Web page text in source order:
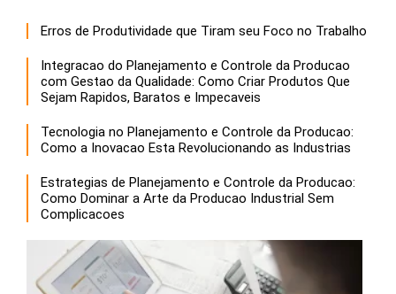
Erros de Produtividade que Tiram seu Foco no Trabalho
Integracao do Planejamento e Controle da Producao
com Gestao da Qualidade: Como Criar Produtos Que
Sejam Rapidos, Baratos e Impecaveis
Tecnologia no Planejamento e Controle da Producao:
Como a Inovacao Esta Revolucionando as Industrias
Estrategias de Planejamento e Controle da Producao:
Como Dominar a Arte da Producao Industrial Sem
Complicacoes